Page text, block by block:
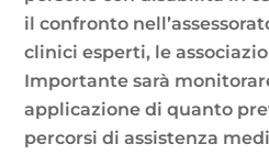
il confronto
clinici esperti, le
Importante sarà
applicazione di quanto
percorsi di assistenza